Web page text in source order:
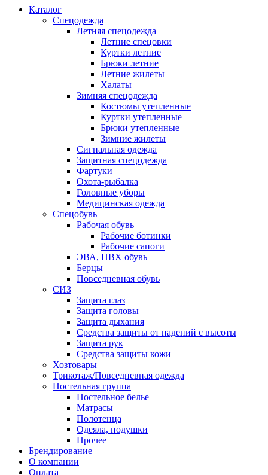
Каталог
Спецодежда
Летняя спецодежда
Летние спецовки
Куртки летние
Брюки летние
Летние жилеты
Халаты
Зимняя спецодежда
Костюмы утепленные
Куртки утепленные
Брюки утепленные
Зимние жилеты
Сигнальная одежда
Защитная спецодежда
Фартуки
Охота-рыбалка
Головные уборы
Медицинская одежда
Спецобувь
Рабочая обувь
Рабочие ботинки
Рабочие сапоги
ЭВА, ПВХ обувь
Берцы
Повседневная обувь
СИЗ
Защита глаз
Защита головы
Защита дыхания
Средства защиты от падений с высоты
Защита рук
Средства защиты кожи
Хозтовары
Трикотаж/Повседневная одежда
Постельная группа
Постельное белье
Матрасы
Полотенца
Одеяла, подушки
Прочее
Брендирование
О компании
Оплата